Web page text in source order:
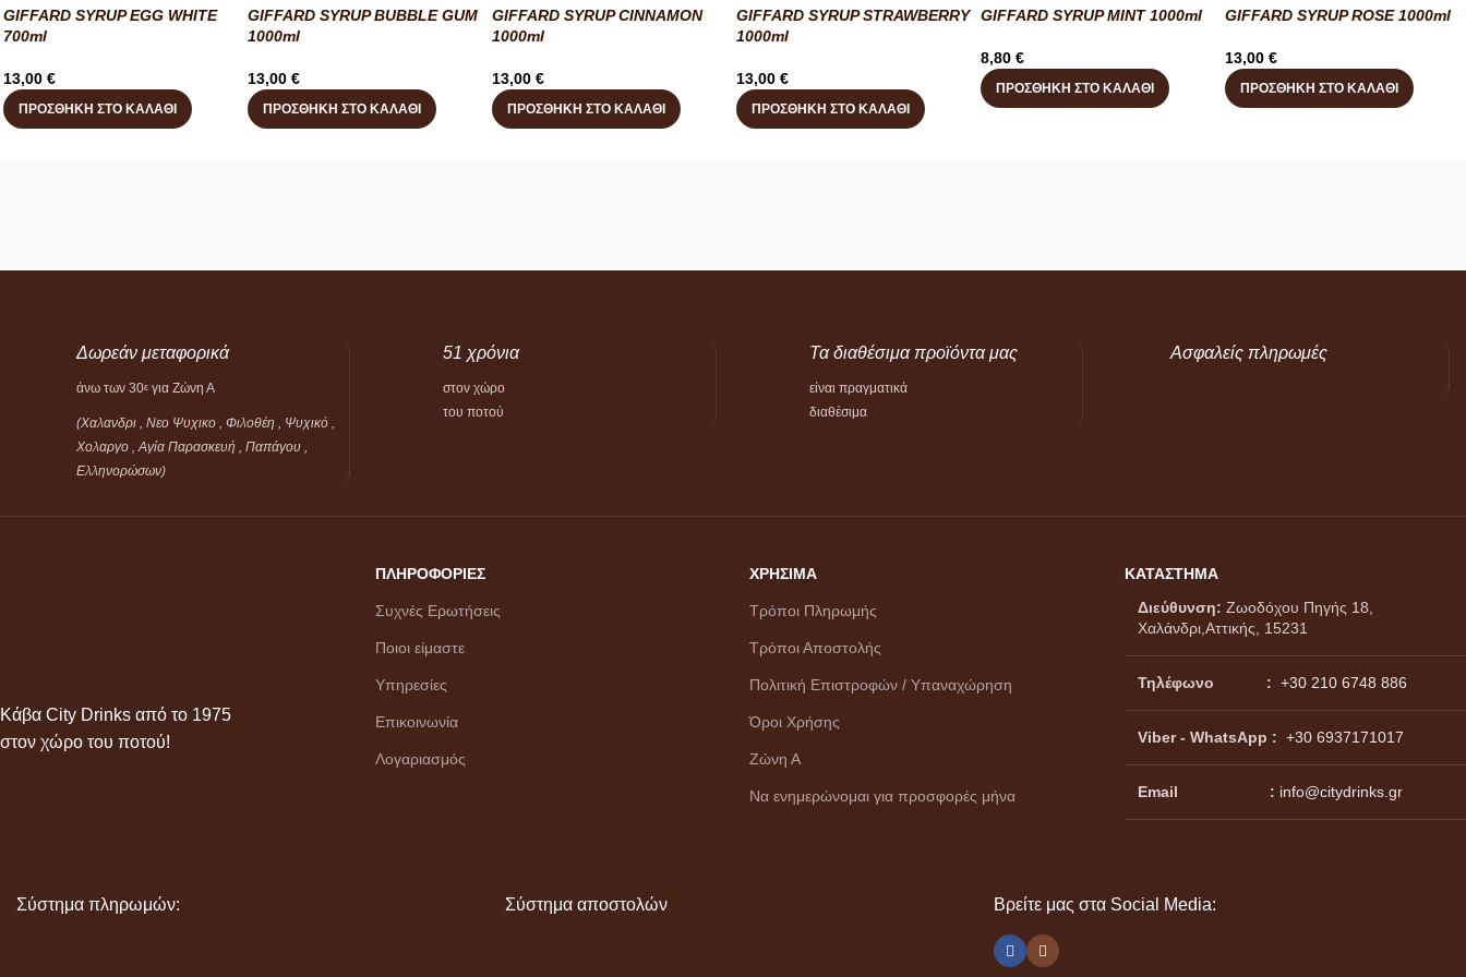
GIFFARD SYRUP EGG WHITE
700ml
13,00 €
ΠΡΟΣΘΉΚΗ ΣΤΟ ΚΑΛΆΘΙ
GIFFARD SYRUP BUBBLE GUM
1000ml
13,00 €
ΠΡΟΣΘΉΚΗ ΣΤΟ ΚΑΛΆΘΙ
GIFFARD SYRUP CINNAMON
1000ml
13,00 €
ΠΡΟΣΘΉΚΗ ΣΤΟ ΚΑΛΆΘΙ
GIFFARD SYRUP STRAWBERRY
1000ml
13,00 €
ΠΡΟΣΘΉΚΗ ΣΤΟ ΚΑΛΆΘΙ
GIFFARD SYRUP MINT 1000ml
8,80 €
ΠΡΟΣΘΉΚΗ ΣΤΟ ΚΑΛΆΘΙ
GIFFARD SYRUP ROSE 1000ml
13,00 €
ΠΡΟΣΘΉΚΗ ΣΤΟ ΚΑΛΆΘΙ
Δωρεάν μεταφορικά
άνω των 30ε για Ζώνη Α
(Χαλανδρι , Νεο Ψυχικο , Φιλοθέη , Ψυχικό ,
Χολαργο , Αγία Παρασκευή , Παπάγου ,
Ελληνορώσων)
51 χρόνια
στον χώρο
του ποτού
Τα διαθέσιμα προϊόντα μας
είναι πραγματικά
διαθέσιμα
Ασφαλείς πληρωμές
Κάβα City Drinks από το 1975
στον χώρο του ποτού!
ΠΛΗΡΟΦΟΡΙΕΣ
Συχνές Ερωτήσεις
Ποιοι είμαστε
Υπηρεσίες
Επικοινωνία
Λογαριασμός
ΧΡΗΣΙΜΑ
Τρόποι Πληρωμής
Τρόποι Αποστολής
Πολιτική Επιστροφών / Υπαναχώρηση
Όροι Χρήσης
Ζώνη Α
Να ενημερώνομαι για προσφορές μήνα
ΚΑΤΑΣΤΗΜΑ
Διεύθυνση: Ζωοδόχου Πηγής 18,
Χαλάνδρι,Αττικής, 15231
Τηλέφωνο : +30 210 6748 886
Viber - WhatsApp : +30 6937171017
Email : info@citydrinks.gr
Σύστημα πληρωμών: Σύστημα αποστολών Βρείτε μας στα Social Media: